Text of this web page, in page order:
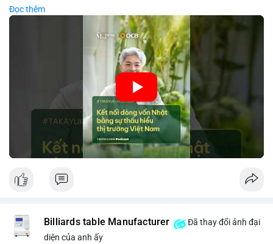
đầu tư trực tiếp vào doanh nghiệp đến việc giao dịch tài chính.
Kết nối này không chỉ tạo cơ hội tăng trưởng cho Việt Nam mà
còn tạo ra động lực cho thị trường crypto địa phương khi các
nhà đầu tư đa quốc gia tìm kiếm cơ hội đa dạng. Các yếu tố
như chính sách tài chính Việt Nam, xu hướng đầu tư ESG, và
ổn định thị trường sẽ ảnh hưởng trực tiếp đến lưu lượng vốn
nhập khẩu từ Nhật Bản. Bài cũng nhấn mạnh vai trò của thông
tin thị trường chính xác trong việc giảm rủi ro khi kết nối các
thị trường khác nhau.
🎥 Xem video trực tiếp tại:
Đọc thêm
Billiards table Manufacturer
Đã thay đổi ảnh đại
diện của anh ấy